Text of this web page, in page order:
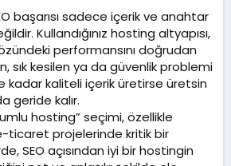
başarısı sadece içerik ve anahtar
Kullandığınız hosting altyapısı,
performansını doğrudan
sık kesilen ya da güvenlik problemi
kadar kaliteli içerik üretirse üretsin
geride kalır.
hosting” seçimi, özellikle
ticaret projelerinde kritik bir
SEO açısından iyi bir hostingin